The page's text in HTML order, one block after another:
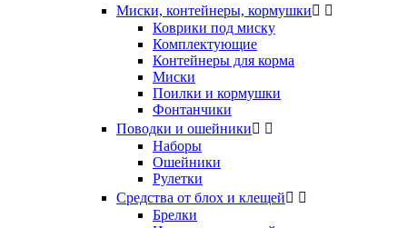
Миски, контейнеры, кормушки 
Коврики под миску
Комплектующие
Контейнеры для корма
Миски
Поилки и кормушки
Фонтанчики
Поводки и ошейники 
Наборы
Ошейники
Рулетки
Средства от блох и клещей 
Брелки